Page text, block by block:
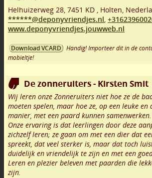
Helhuizerweg 28, 7451 KD , Holten,
******@deponyvriendjes.nl,
www.deponyvriendjes.jouwweb.nl
Download VCARD
Handig! Importeer dit in de
mobieltje!
De zonneruiters - Kirsten Smit
Wij leren onze Zonneruiters niet hoe ze de
moeten spelen, maar hoe ze, op een leuke
manier, met een paard kunnen samenwerken.
Onze ervaring is dat leerlingen door deze
zichzelf leren; ze gaan om met een dier dat
spreekt, dat veel sterker is, maar dat toch
duidelijk en vriendelijk te zijn en met een
Leren en plezier beleven met paarden die
zijn.